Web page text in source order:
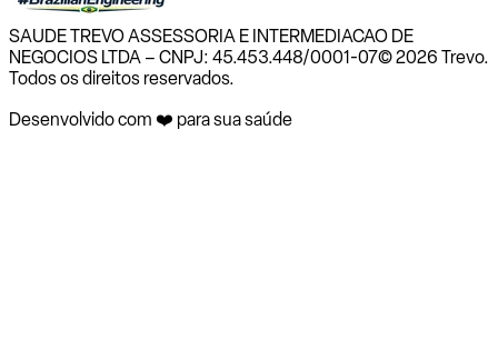
SAUDE TREVO ASSESSORIA E INTERMEDIACAO DE
NEGOCIOS LTDA – CNPJ: 45.453.448/0001-07© 2026 Trevo.
Todos os direitos reservados.
Desenvolvido com ❤️ para sua saúde